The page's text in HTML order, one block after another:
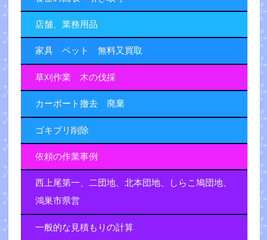
店舗、業務用品
家具 ベット 無料又買取
草刈作業 木の伐採
カーポート撤去 廃棄
ゴキブリ削除
依頼の作業事例
西上尾第一、二団地、北本団地、しらこ鳩団地、
鴻巣市県営
一般的な見積もりの計算